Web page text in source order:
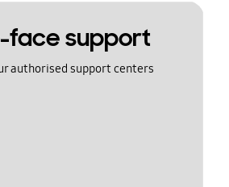
face support
authorised support centers